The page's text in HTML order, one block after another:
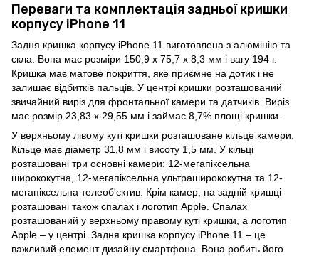
Переваги та комплектація задньої кришки
корпусу iPhone 11
Задня кришка корпусу iPhone 11 виготовлена з алюмінію та
скла. Вона має розміри 150,9 x 75,7 x 8,3 мм і вагу 194 г.
Кришка має матове покриття, яке приємне на дотик і не
залишає відбитків пальців. У центрі кришки розташований
звичайний виріз для фронтальної камери та датчиків. Виріз
має розмір 23,83 x 29,55 мм і займає 8,7% площі кришки.
У верхньому лівому куті кришки розташоване кільце камери.
Кільце має діаметр 31,8 мм і висоту 1,5 мм. У кільці
розташовані три основні камери: 12-мегапіксельна
ширококутна, 12-мегапіксельна ультраширококутна та 12-
мегапіксельна телеоб'єктив. Крім камер, на задній кришці
розташовані також спалах і логотип Apple. Спалах
розташований у верхньому правому куті кришки, а логотип
Apple – у центрі. Задня кришка корпусу iPhone 11 – це
важливий елемент дизайну смартфона. Вона робить його